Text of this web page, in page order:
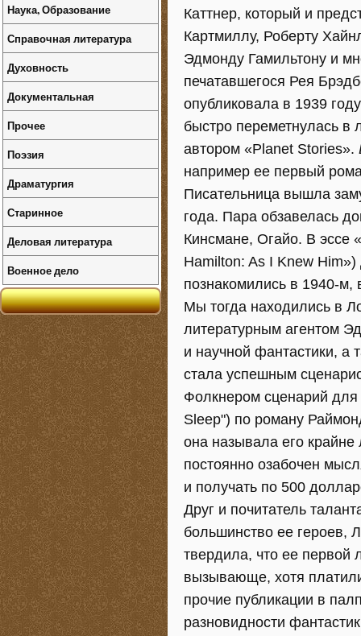
Каттнер, который и
Картмиллу, Роберту
Эдмонду Гамильтону и
печатавшегося Рея
опубликовала в 1939
быстро переметнулась в
автором «Planet Stories».
например ее первый
Писательница вышла
года. Пара обзавелась
Кинсмане, Огайо. В эссе
Hamilton: As I Knew
познакомились в 1940-м,
Мы тогда находились в
литературным агентом
и научной фантастики, а
стала успешным
Фолкнером сценарий для
Sleep") по роману
она называла его
постоянно озабочен
и получать по 500
Друг и почитатель
большинство ее героев,
твердила, что ее
вызывающе, хотя
прочие публикации в
разновидности
Наука, Образование
Справочная литература
Духовность
Документальная
Прочее
Поэзия
Драматургия
Старинное
Деловая литература
Военное дело